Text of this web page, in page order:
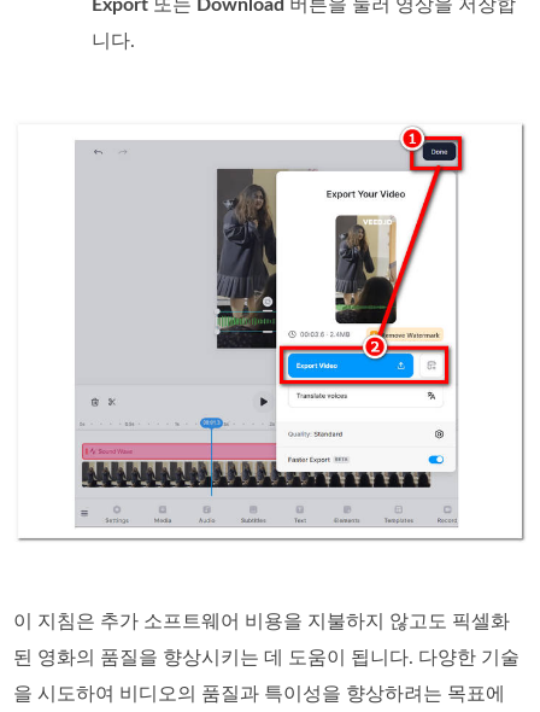
Export 또는 Download 버튼을 눌러 영상을 저장합
니다.
이 지침은 추가 소프트웨어 비용을 지불하지 않고도 픽셀화
된 영화의 품질을 향상시키는 데 도움이 됩니다. 다양한 기술
을 시도하여 비디오의 품질과 특이성을 향상하려는 목표에